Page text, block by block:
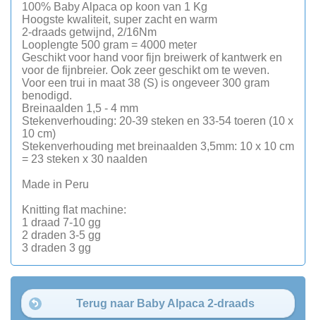
100% Baby Alpaca op koon van 1 Kg
Hoogste kwaliteit, super zacht en warm
2-draads getwijnd, 2/16Nm
Looplengte 500 gram = 4000 meter
Geschikt voor hand voor fijn breiwerk of kantwerk en
voor de fijnbreier. Ook zeer geschikt om te weven.
Voor een trui in maat 38 (S) is ongeveer 300 gram
benodigd.
Breinaalden 1,5 - 4 mm
Stekenverhouding: 20-39 steken en 33-54 toeren (10 x
10 cm)
Stekenverhouding met breinaalden 3,5mm: 10 x 10 cm
= 23 steken x 30 naalden
Made in Peru
Knitting flat machine:
1 draad 7-10 gg
2 draden 3-5 gg
3 draden 3 gg
Terug naar Baby Alpaca 2-draads